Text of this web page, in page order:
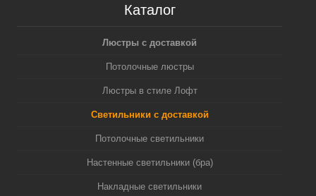
Каталог
Люстры с доставкой
Потолочные люстры
Люстры в стиле Лофт
Светильники с доставкой
Потолочные светильники
Настенные светильники (бра)
Накладные светильники